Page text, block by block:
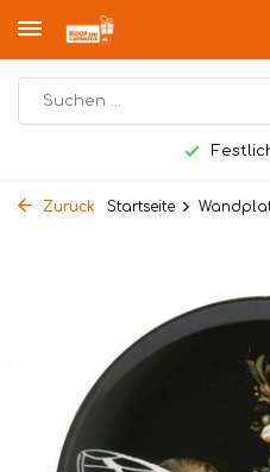
Zurück Startseite